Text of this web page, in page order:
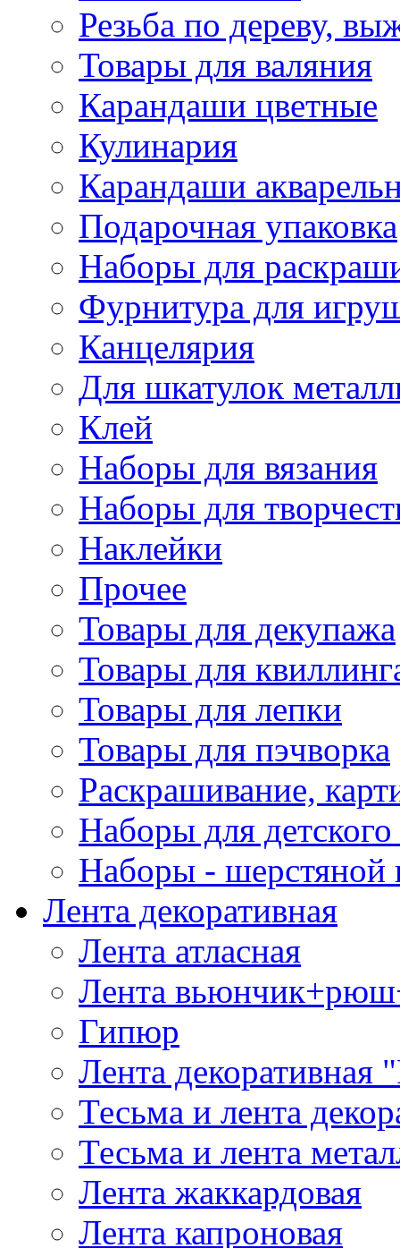
Резьба по дереву,
Товары для валяния
Карандаши цветные
Кулинария
Карандаши
Подарочная упаковка
Наборы для
Фурнитура для
Канцелярия
Для шкатулок
Клей
Наборы для вязания
Наборы для
Наклейки
Прочее
Товары для декупажа
Товары для
Товары для лепки
Товары для пэчворка
Раскрашивание,
Наборы для
Наборы - шерстяной
Лента декоративная
Лента атласная
Лента
Гипюр
Лента декоративная
Тесьма и лента
Тесьма и лента
Лента жаккардовая
Лента капроновая